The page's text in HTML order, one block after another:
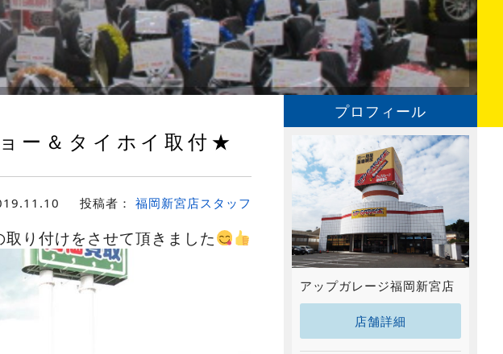
ー＆タイホイ取付★
投稿者： 福岡新宮店スタッフ
り付けをさせて頂きました
プロフィール
アップガレージ福岡新宮店
店舗詳細